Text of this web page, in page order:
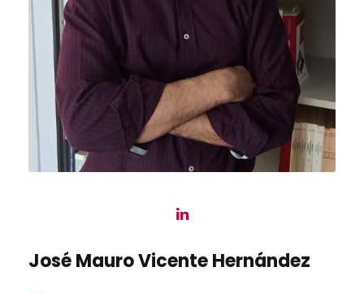
José Mauro Vicente Hernández